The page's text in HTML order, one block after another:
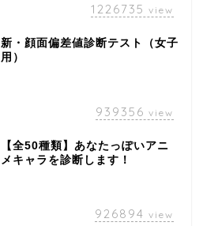
1226735 view
新・顔面偏差値診断テスト（女子
用）
939356 view
【全50種類】あなたっぽいアニ
メキャラを診断します！
926894 view